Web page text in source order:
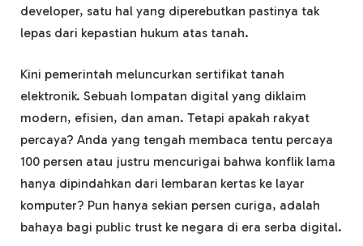
developer, satu hal yang diperebutkan pastinya tak
lepas dari kepastian hukum atas tanah.
Kini pemerintah meluncurkan sertifikat tanah
elektronik. Sebuah lompatan digital yang diklaim
modern, efisien, dan aman. Tetapi apakah rakyat
percaya? Anda yang tengah membaca tentu percaya
100 persen atau justru mencurigai bahwa konflik lama
hanya dipindahkan dari lembaran kertas ke layar
komputer? Pun hanya sekian persen curiga, adalah
bahaya bagi public trust ke negara di era serba digital.